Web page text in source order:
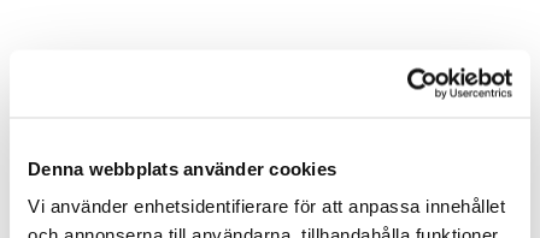
Denna webbplats använder cookies
Vi använder enhetsidentifierare för att anpassa innehållet
Ytterligare information